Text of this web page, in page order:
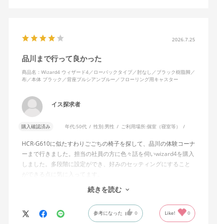
含めれば私より体重の軽い利用者は数多くいると思われるため、
あれば、ロッキング機能としてどのような使用感を想定している
のか疑問に感じています。
角度でもバランスをとりやすい反力特性に自動調整する機能」と
説明されています。しかし、この機能と、最弱設定でも背もたれ
説明を読んでも理解できませんでした。
問い合わせに対しては、「オートフィットシンクロロッキングの
反力特性を自動調整する機能が働いているため」「Wizard2とは機
構が異なるため、同じ挙動にはならない」との回答をいただきま
強度調整との関係や、最弱設定であっても大きな反力が残る理由
2026.7.25
品川まで行って良かった
商品名：Wizard4 ウィザード4／ローバックタイプ／肘なし／ブラック樹脂脚／
布／本体 ブラック／背座プルシアンブルー／フローリング用キャスター
イス探求者
購入確認済み 年代:50代 性別:男性 ご利用場所:個室（寝室等）
HCR-G610に似たすわりごごちの椅子を探して、品川の体験コーナ
ーまで行きました。担当の社員の方に色々話を伺いwizard4を購入
しました。多段階に設定ができ、好みのセッティングにすること
ができる点に気に入ってます。
しいて言えば、座面がもう少し硬めが好みに近かったなと思いま
す。座面の硬さまで調節出来る機能が有れば完璧だと思います。
続きを読む
参考になった 0 Like! 0